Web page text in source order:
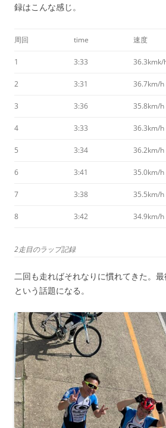
録はこんな感じ。
周回 time 速度
1 3:33 36.3kmk/
2 3:31 36.7km/h
3 3:36 35.8km/h
4 3:33 36.3km/h
5 3:34 36.2km/h
6 3:41 35.0km/h
7 3:38 35.5km/h
8 3:42 34.9km/h
2走目のラップ記録
二回も走ればそれなりに慣れてきた。
という話題になる。